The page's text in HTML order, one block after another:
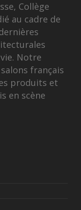
Collège
au cadre de
Notre
français
produits et
en scène